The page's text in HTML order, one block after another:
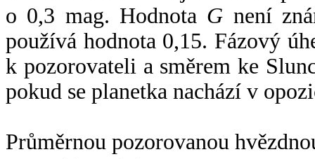
o 0,3 mag. Hodnota G není
používá hodnota 0,15. Fázový
k pozorovateli a směrem ke
pokud se planetka nachází v
Průměrnou pozorovanou